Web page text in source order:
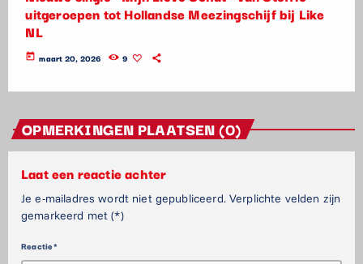
uitgeroepen tot Hollandse Meezingschijf bij Like
NL
today maart 20, 2026 9
OPMERKINGEN PLAATSEN (0)
Laat een reactie achter
Je e-mailadres wordt niet gepubliceerd. Verplichte velden zijn
gemarkeerd met (*)
Reactie*